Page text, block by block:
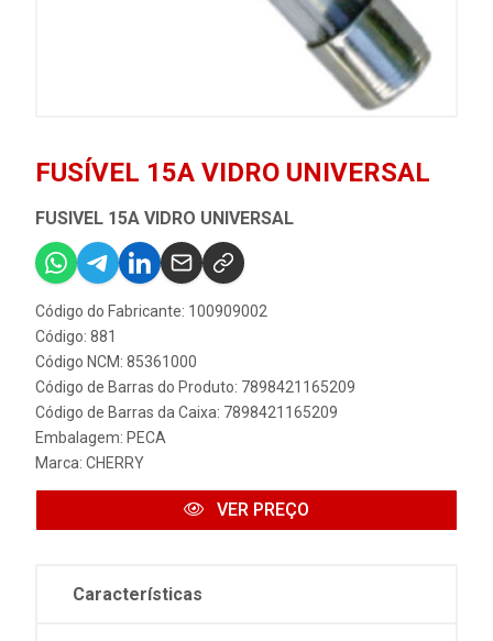
FUSÍVEL 15A VIDRO UNIVERSAL
FUSIVEL 15A VIDRO UNIVERSAL
Código do Fabricante: 100909002
Código: 881
Código NCM: 85361000
Código de Barras do Produto: 7898421165209
Código de Barras da Caixa: 7898421165209
Embalagem: PECA
Marca: CHERRY
VER PREÇO
Características